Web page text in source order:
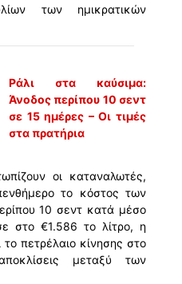
των ημικρατικών
Ράλι στα καύσιμα:
Άνοδος περίπου 10 σεντ
σε 15 ημέρες – Οι τιμές
στα πρατήρια
οι καταναλωτές,
το κόστος των
10 σεντ κατά μέσο
στο €1.586 το λίτρο, η
πετρέλαιο κίνησης στο
μεταξύ των